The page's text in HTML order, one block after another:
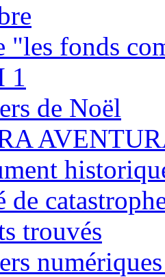
"les fonds
1
de Noël
de
trouvés